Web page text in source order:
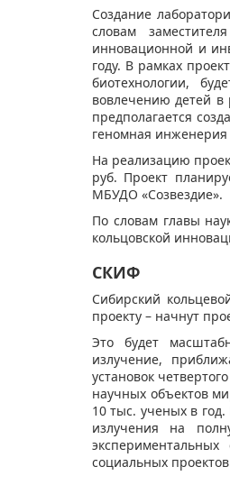
Создание
словам
инновационной и
году. В рамках
биотехнологии,
вовлечению детей в
предполагается
геномная инженерия
На реализацию
руб. Проект
МБУДО «Созвездие».
По словам главы
кольцовской
СКИФ
Сибирский
проекту – начнут
Это будет
излучение,
установок
научных объектов
10 тыс. ученых в
излучения на
социальных